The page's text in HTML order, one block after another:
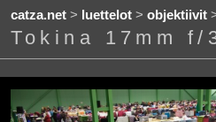
catza.net> luettelot> objektiivit
Tokina 17mm f/